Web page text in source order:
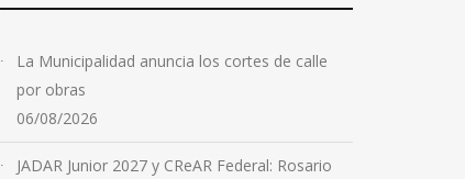
SINDICATOS Y
La Municipalidad anuncia los cortes de calle
por obras
06/08/2026
JADAR Junior 2027 y CReAR Federal: Rosario